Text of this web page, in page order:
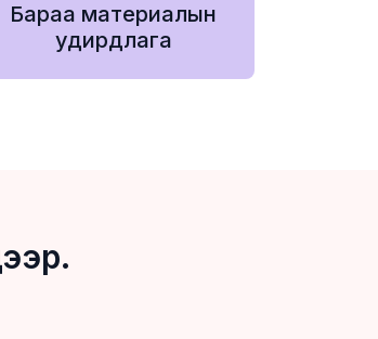
Бараа материалын
удирдлага